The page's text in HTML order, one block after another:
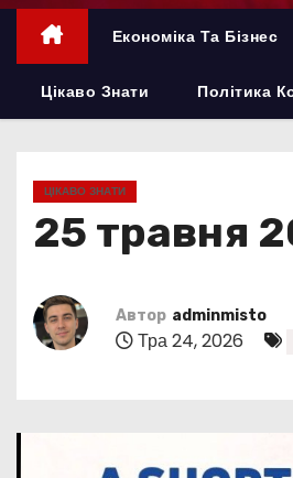
к
Економіка Та Бізнес
Цікаво Знати Політика
ЦІКАВО ЗНАТИ
25 травня
Автор adminmisto
Тра 24, 2026